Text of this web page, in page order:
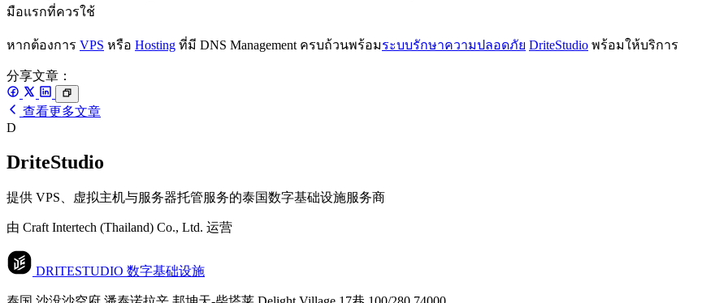
มือแรกที่ควรใช้
หากต้องการ VPS หรือ Hosting ที่มี DNS Management ครบถ้วนพร้อมระบบรักษาความปลอดภัย DriteStudio พร้อมให้บริการ
分享文章：
查看更多文章
D
DriteStudio
提供 VPS、虚拟主机与服务器托管服务的泰国数字基础设施服务商
由 Craft Intertech (Thailand) Co., Ltd. 运营
DRITESTUDIO 数字基础设施